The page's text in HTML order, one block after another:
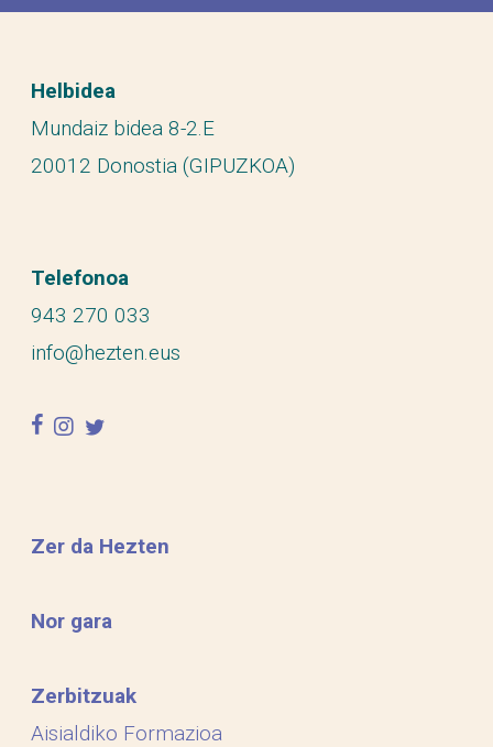
Helbidea
Mundaiz bidea 8-2.E
20012 Donostia (GIPUZKOA)
Telefonoa
943 270 033
info@hezten.eus
facebook
instagram
twitter
Zer da Hezten
Nor gara
Zerbitzuak
Aisialdiko Formazioa